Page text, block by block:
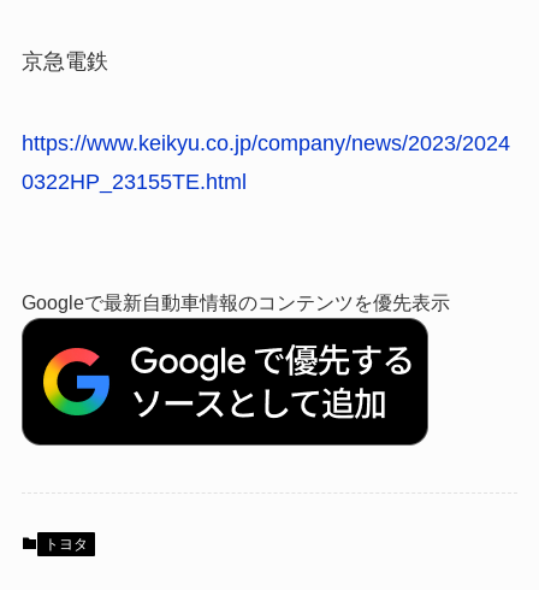
京急電鉄
https://www.keikyu.co.jp/company/news/2023/2024
0322HP_23155TE.html
Googleで最新自動車情報のコンテンツを優先表示
トヨタ